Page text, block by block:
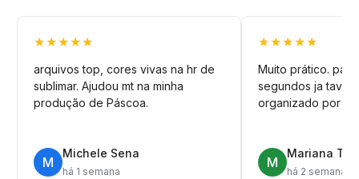
★★★★★
arquivos top, cores vivas na hr de
sublimar. Ajudou mt na minha
produção de Páscoa.
M
Michele Sena
há 1 semana
★★★★★
Muito prático.
segundos ja tava
organizado por
M
Mariana T.
há 2 semanas